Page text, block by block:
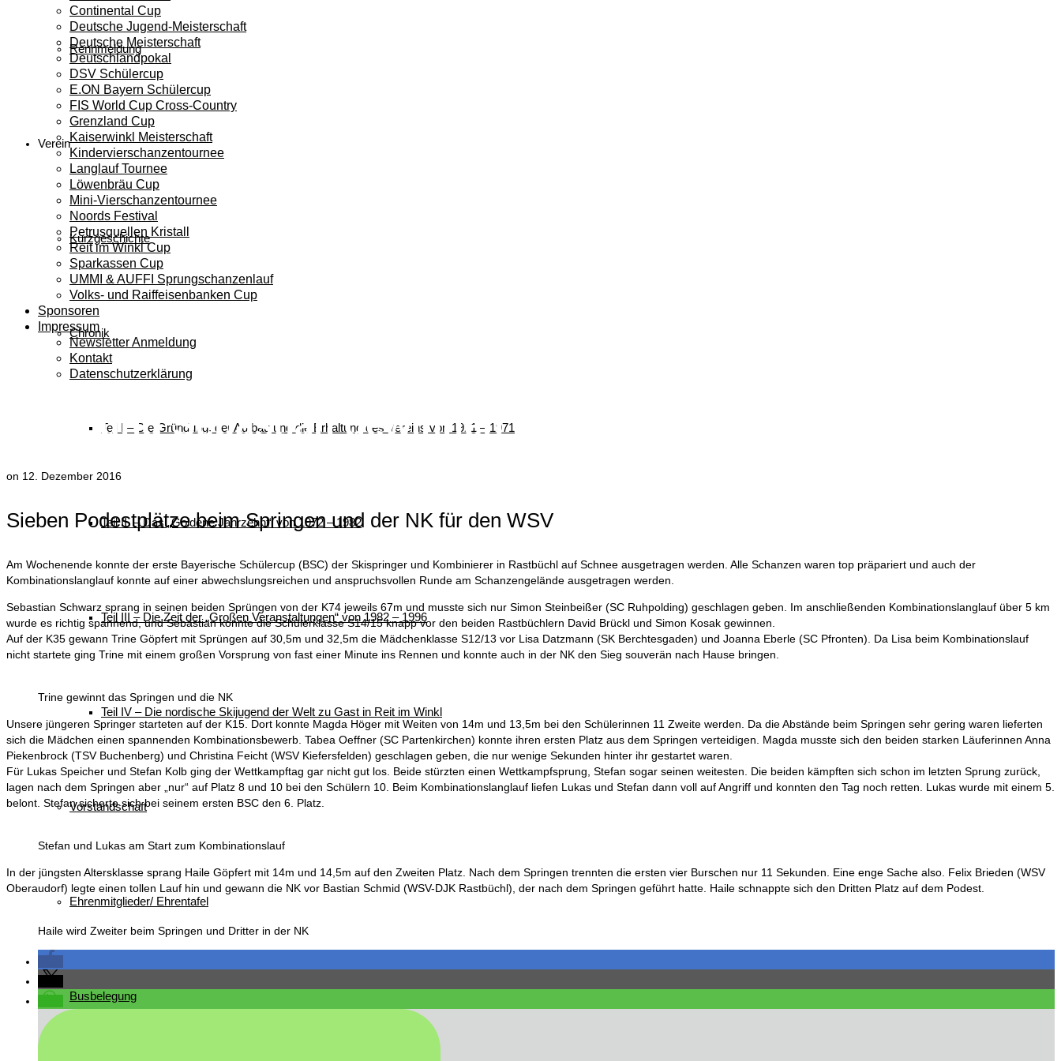
Rennmeldung
Verein
Kurzgeschichte
Chronik
Teil I – Die Gründung, der Aufbau und die Erhaltung des Vereins von 1921 – 1971
Teil II – Das „Goldene Jahrzehnt“ von 1972 – 1982
Teil III – Die Zeit der „Großen Veranstaltungen“ von 1982 – 1996
Teil IV – Die nordische Skijugend der Welt zu Gast in Reit im Winkl
Vorstandschaft
Ehrenmitglieder/ Ehrentafel
Busbelegung
Continental Cup
Deutsche Jugend-Meisterschaft
Deutsche Meisterschaft
Deutschlandpokal
DSV Schülercup
E.ON Bayern Schülercup
FIS World Cup Cross-Country
Grenzland Cup
Kaiserwinkl Meisterschaft
Kindervierschanzentournee
Langlauf Tournee
Löwenbräu Cup
Mini-Vierschanzentournee
Noords Festival
Petrusquellen Kristall
Reit im Winkl Cup
Sparkassen Cup
UMMI & AUFFI Sprungschanzenlauf
Volks- und Raiffeisenbanken Cup
Sponsoren
Impressum
Newsletter Anmeldung
Kontakt
Datenschutzerklärung
Trine und Sebastian gewinnen beim Bayerischen Schülercup
on 12. Dezember 2016
Sieben Podestplätze beim Springen und der NK für den WSV
Am Wochenende konnte der erste Bayerische Schülercup (BSC) der Skispringer und Kombinierer in Rastbüchl auf Schnee ausgetragen werden. Alle Schanzen waren top präpariert und auch der
Kombinationslanglauf konnte auf einer abwechslungsreichen und anspruchsvollen Runde am Schanzengelände ausgetragen werden.
Sebastian Schwarz sprang in seinen beiden Sprüngen von der K74 jeweils 67m und musste sich nur Simon Steinbeißer (SC Ruhpolding) geschlagen geben. Im anschließenden Kombinationslanglauf über 5 km
wurde es richtig spannend, und Sebastian konnte die Schülerklasse S14/15 knapp vor den beiden Rastbüchlern David Brückl und Simon Kosak gewinnen.
Auf der K35 gewann Trine Göpfert mit Sprüngen auf 30,5m und 32,5m die Mädchenklasse S12/13 vor Lisa Datzmann (SK Berchtesgaden) und Joanna Eberle (SC Pfronten). Da Lisa beim Kombinationslauf
nicht startete ging Trine mit einem großen Vorsprung von fast einer Minute ins Rennen und konnte auch in der NK den Sieg souverän nach Hause bringen.
Trine gewinnt das Springen und die NK
Unsere jüngeren Springer starteten auf der K15. Dort konnte Magda Höger mit Weiten von 14m und 13,5m bei den Schülerinnen 11 Zweite werden. Da die Abstände beim Springen sehr gering waren lieferten
sich die Mädchen einen spannenden Kombinationsbewerb. Tabea Oeffner (SC Partenkirchen) konnte ihren ersten Platz aus dem Springen verteidigen. Magda musste sich den beiden starken Läuferinnen Anna
Piekenbrock (TSV Buchenberg) und Christina Feicht (WSV Kiefersfelden) geschlagen geben, die nur wenige Sekunden hinter ihr gestartet waren.
Für Lukas Speicher und Stefan Kolb ging der Wettkampftag gar nicht gut los. Beide stürzten einen Wettkampfsprung, Stefan sogar seinen weitesten. Die beiden kämpften sich schon im letzten Sprung zurück,
lagen nach dem Springen aber „nur“ auf Platz 8 und 10 bei den Schülern 10. Beim Kombinationslanglauf liefen Lukas und Stefan dann voll auf Angriff und konnten den Tag noch retten. Lukas wurde mit einem 5.
belont. Stefan sicherte sich bei seinem ersten BSC den 6. Platz.
Stefan und Lukas am Start zum Kombinationslauf
In der jüngsten Altersklasse sprang Haile Göpfert mit 14m und 14,5m auf den Zweiten Platz. Nach dem Springen trennten die ersten vier Burschen nur 11 Sekunden. Eine enge Sache also. Felix Brieden (WSV
Oberaudorf) legte einen tollen Lauf hin und gewann die NK vor Bastian Schmid (WSV-DJK Rastbüchl), der nach dem Springen geführt hatte. Haile schnappte sich den Dritten Platz auf dem Podest.
Haile wird Zweiter beim Springen und Dritter in der NK